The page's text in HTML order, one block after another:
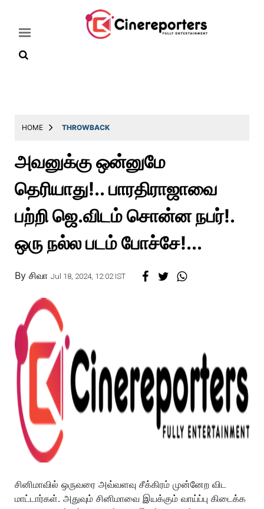
Latest
Throwback
Television
Reviews
Photos
Story
HOME THROWBACK
அவனுக்கு ஒன்னுமே
தெரியாது!.. பாரதிராஜாவை
பற்றி ஜெ.விடம் சொன்ன நபர்!.
ஒரு நல்ல படம் போச்சே!...
By சிவா Jul 18, 2024, 12:02 IST
சினிமாவில் ஒருவரை அவ்வளவு சீக்கிரம் முன்னேற விட
மாட்டார்கள். அதுவும் சினிமாவை இயக்கும் வாய்ப்பு கிடைக்க